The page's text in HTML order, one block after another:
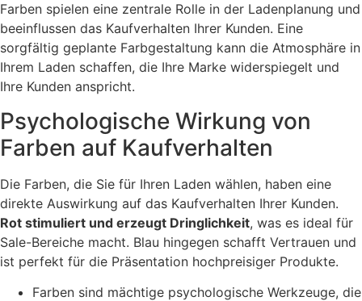
Farben spielen eine zentrale Rolle in der Ladenplanung und
beeinflussen das Kaufverhalten Ihrer Kunden. Eine
sorgfältig geplante Farbgestaltung kann die Atmosphäre in
Ihrem Laden schaffen, die Ihre Marke widerspiegelt und
Ihre Kunden anspricht.
Psychologische Wirkung von
Farben auf Kaufverhalten
Die Farben, die Sie für Ihren Laden wählen, haben eine
direkte Auswirkung auf das Kaufverhalten Ihrer Kunden.
Rot stimuliert und erzeugt Dringlichkeit, was es ideal für
Sale-Bereiche macht. Blau hingegen schafft Vertrauen und
ist perfekt für die Präsentation hochpreisiger Produkte.
Farben sind mächtige psychologische Werkzeuge, die